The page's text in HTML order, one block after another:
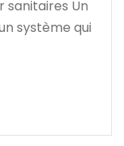
sanitaires Un
système qui